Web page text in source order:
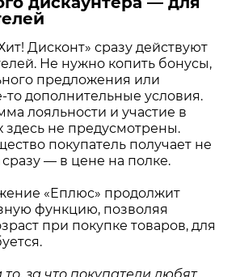
в новом торговом объекте
востребованных товарах —
Дисконт» стоят дешевле,
«Грошык».
рубля за 1 кг;
«Даёжь!», карамель,
— всего 14,99 рубля за 1 кг;
«Здравушка»,
РБ — всего 3,39 рубля за 180 г;
Барбадос новый», высший
мясокомбинат — всего 12,49
Darida, газированная — всего
Papia, Bali flower, 3 слоя —
за 8 рулонов.